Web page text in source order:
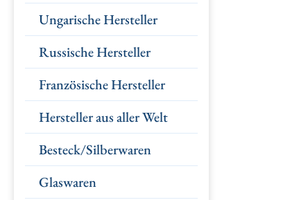
Ungarische Hersteller
Russische Hersteller
Französische Hersteller
Hersteller aus aller Welt
Besteck/Silberwaren
Glaswaren